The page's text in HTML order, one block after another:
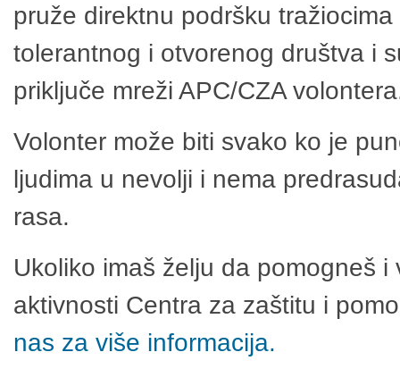
pruže direktnu podršku
tolerantnog i otvorenog društva i
priključe mreži APC/CZA
Volonter može biti svako ko je
ljudima u nevolji i nema
rasa.
Ukoliko imaš želju da pomogneš
aktivnosti Centra za zaštitu i
nas za više informacija.